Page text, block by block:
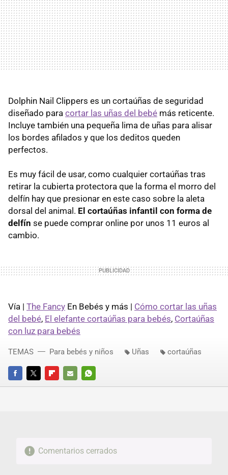
Dolphin Nail Clippers es un cortaúñas de seguridad
diseñado para cortar las uñas del bebé más reticente.
Incluye también una pequeña lima de uñas para alisar
los bordes afilados y que los deditos queden
perfectos.
Es muy fácil de usar, como cualquier cortaúñas tras
retirar la cubierta protectora que la forma el morro del
delfín hay que presionar en este caso sobre la aleta
dorsal del animal. El cortaúñas infantil con forma de
delfín se puede comprar online por unos 11 euros al
cambio.
Vía | The Fancy En Bebés y más | Cómo cortar las uñas
del bebé, El elefante cortaúñas para bebés, Cortaúñas
con luz para bebés
FACEBOOKTWITTERFLIPBOARD
E-
WHATSAPP
TEMAS Para bebés y niños Uñas cortaúñas
Comentarios cerrados